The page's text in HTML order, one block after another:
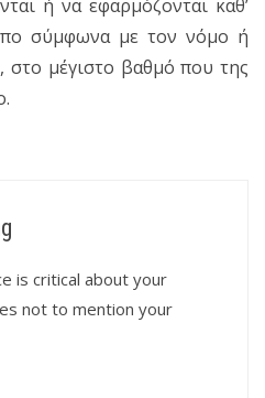
ή να εφαρμόζονται καθ’
σύμφωνα με τον νόμο ή
στο μέγιστο βαθμό που της
is critical about your
not to mention your